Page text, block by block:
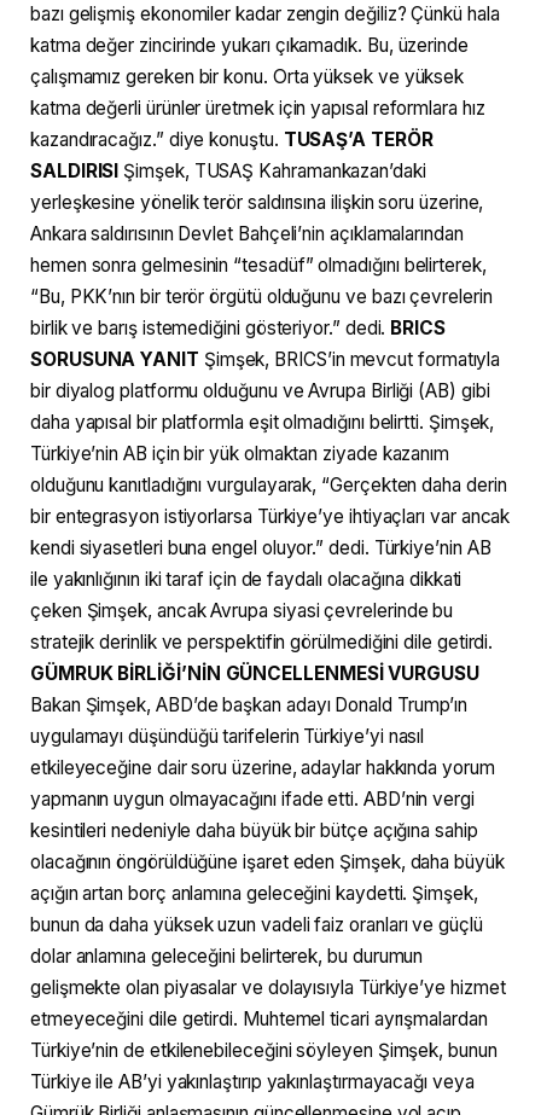
bazı gelişmiş ekonomiler kadar zengin değiliz? Çünkü hala
katma değer zincirinde yukarı çıkamadık. Bu, üzerinde
çalışmamız gereken bir konu. Orta yüksek ve yüksek
katma değerli ürünler üretmek için yapısal reformlara hız
kazandıracağız.” diye konuştu. TUSAŞ’A TERÖR
SALDIRISI Şimşek, TUSAŞ Kahramankazan’daki
yerleşkesine yönelik terör saldırısına ilişkin soru üzerine,
Ankara saldırısının Devlet Bahçeli’nin açıklamalarından
hemen sonra gelmesinin “tesadüf” olmadığını belirterek,
“Bu, PKK’nın bir terör örgütü olduğunu ve bazı çevrelerin
birlik ve barış istemediğini gösteriyor.” dedi. BRICS
SORUSUNA YANIT Şimşek, BRICS’in mevcut formatıyla
bir diyalog platformu olduğunu ve Avrupa Birliği (AB) gibi
daha yapısal bir platformla eşit olmadığını belirtti. Şimşek,
Türkiye’nin AB için bir yük olmaktan ziyade kazanım
olduğunu kanıtladığını vurgulayarak, “Gerçekten daha derin
bir entegrasyon istiyorlarsa Türkiye’ye ihtiyaçları var ancak
kendi siyasetleri buna engel oluyor.” dedi. Türkiye’nin AB
ile yakınlığının iki taraf için de faydalı olacağına dikkati
çeken Şimşek, ancak Avrupa siyasi çevrelerinde bu
stratejik derinlik ve perspektifin görülmediğini dile getirdi.
GÜMRUK BİRLİĞİ’NİN GÜNCELLENMESİ VURGUSU
Bakan Şimşek, ABD’de başkan adayı Donald Trump’ın
uygulamayı düşündüğü tarifelerin Türkiye’yi nasıl
etkileyeceğine dair soru üzerine, adaylar hakkında yorum
yapmanın uygun olmayacağını ifade etti. ABD’nin vergi
kesintileri nedeniyle daha büyük bir bütçe açığına sahip
olacağının öngörüldüğüne işaret eden Şimşek, daha büyük
açığın artan borç anlamına geleceğini kaydetti. Şimşek,
bunun da daha yüksek uzun vadeli faiz oranları ve güçlü
dolar anlamına geleceğini belirterek, bu durumun
gelişmekte olan piyasalar ve dolayısıyla Türkiye’ye hizmet
etmeyeceğini dile getirdi. Muhtemel ticari ayrışmalardan
Türkiye’nin de etkilenebileceğini söyleyen Şimşek, bunun
Türkiye ile AB’yi yakınlaştırıp yakınlaştırmayacağı veya